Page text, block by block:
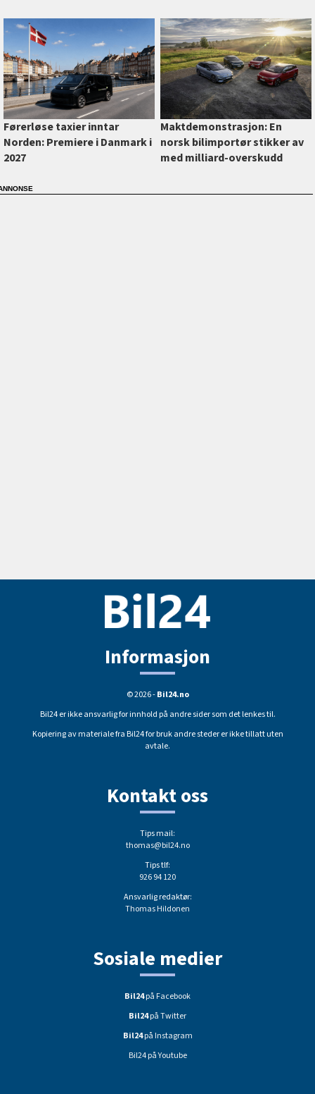
Førerløse taxier inntar
Norden: Premiere i Danmark i
2027
Maktdemonstrasjon: En
norsk bilimportør stikker av
med milliard-overskudd
Informasjon
© 2026 -Bil24.no
Bil24 er ikke ansvarlig for innhold på andre sider som det lenkes til.
Kopiering av materiale fra Bil24 for bruk andre steder er ikke tillatt uten
avtale.
Kontakt oss
Tips mail:
thomas@bil24.no
Tips tlf:
926 94 120
Ansvarlig redaktør:
Thomas Hildonen
Sosiale medier
Bil24på Facebook
Bil24på Twitter
Bil24på Instagram
Bil24 på Youtube